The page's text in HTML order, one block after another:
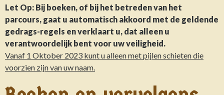
Let Op: Bij boeken, of bij het betreden van het
parcours, gaat u automatisch akkoord met de geldende
gedrags-regels en verklaart u, dat alleen u
verantwoordelijk bent voor uw veiligheid.
Vanaf 1 Oktober 2023 kunt u alleen met pijlen schieten die
voorzien zijn van uw naam.